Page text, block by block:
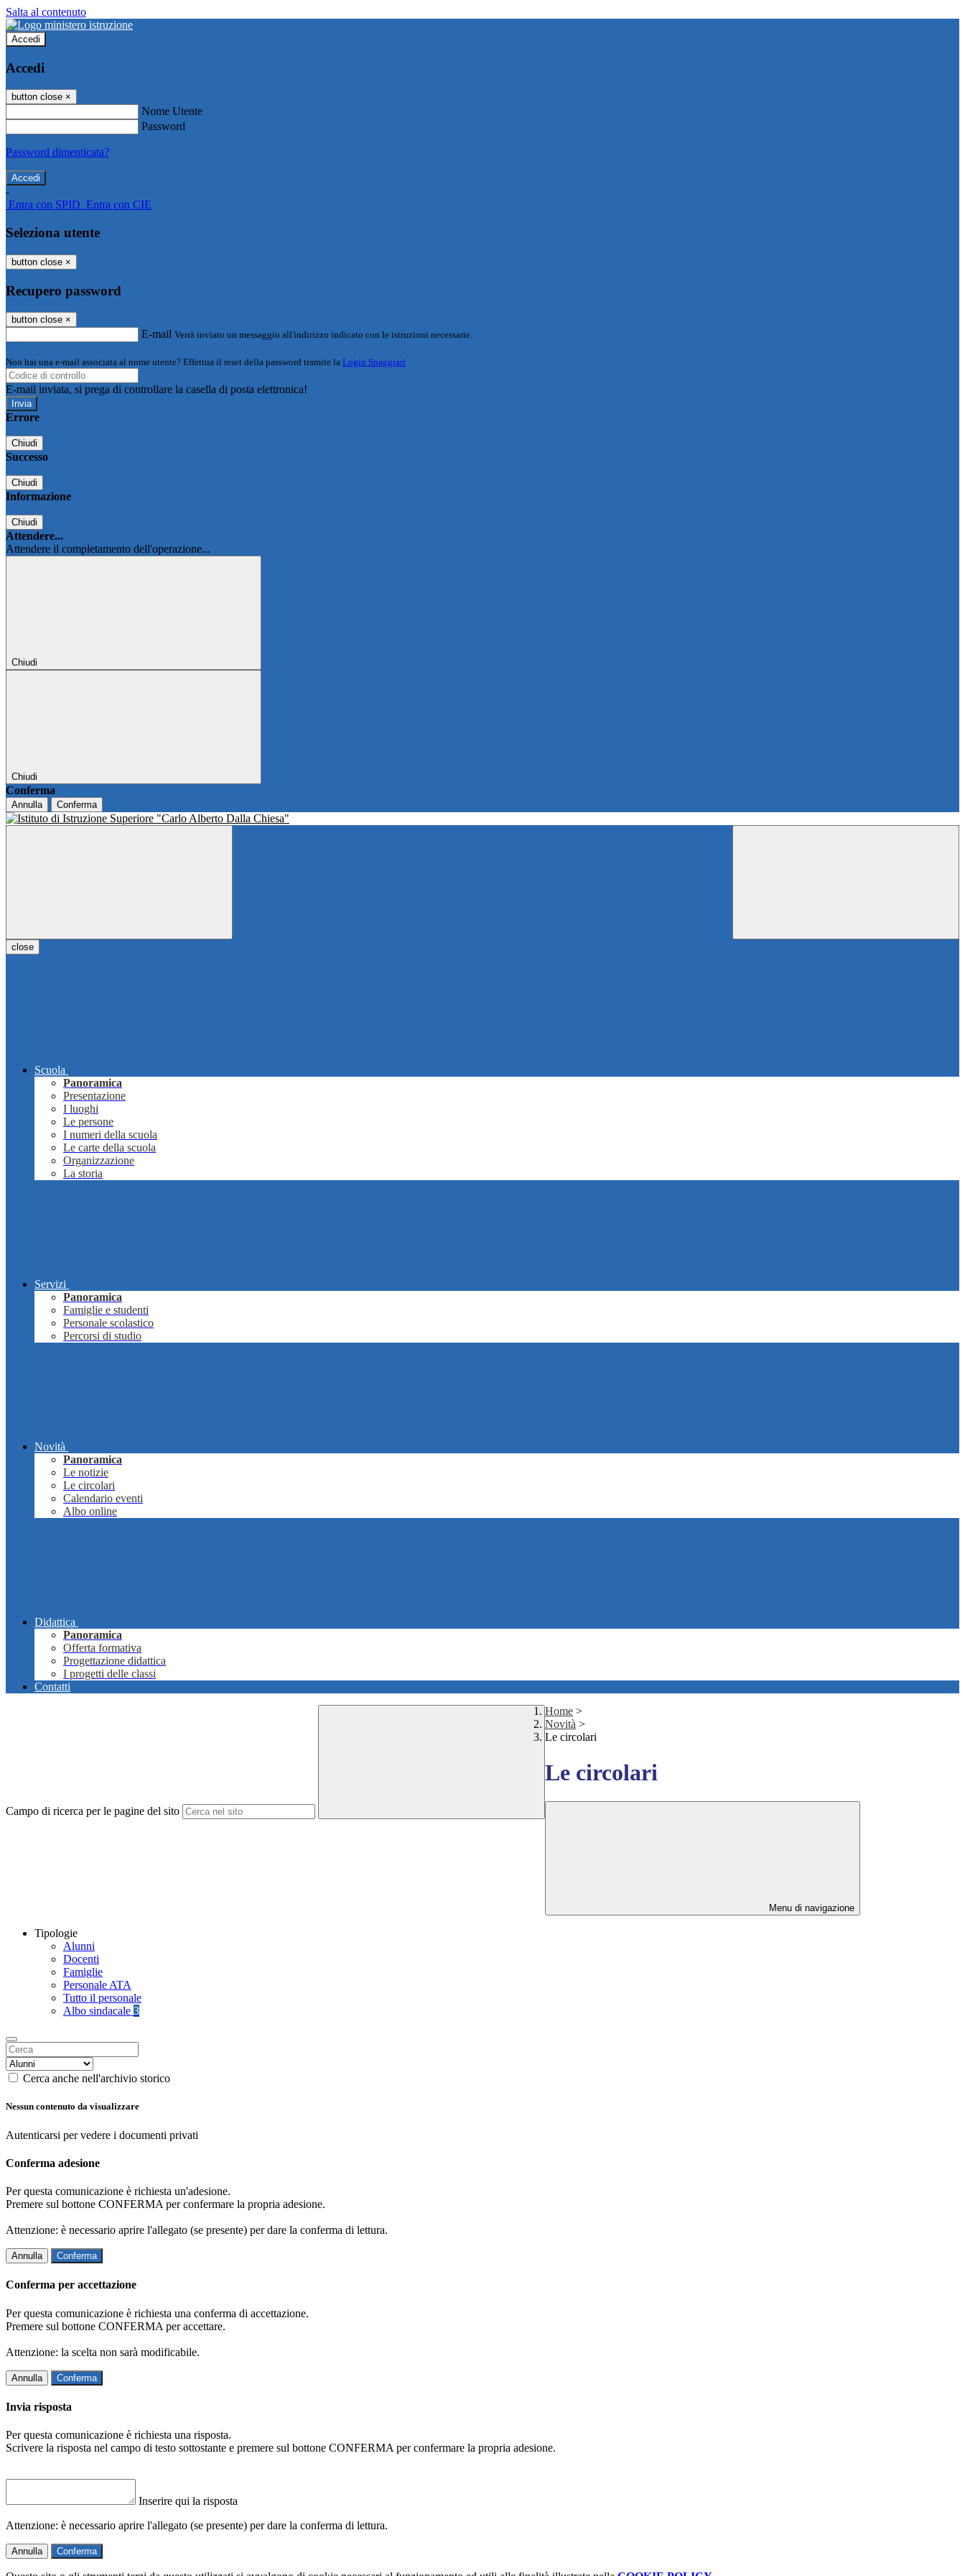
Salta al contenuto
Accedi
Accedi
button close ×
Nome Utente
Password
Password dimenticata?
-
Entra con SPID Entra con CIE
Seleziona utente
button close ×
Recupero password
button close ×
E-mail Verrà inviato un messaggio all'indirizzo indicato con le istruzioni necessarie.
Non hai una e-mail associata al nome utente? Effettua il reset della password tramite la Login Spaggiari
E-mail inviata, si prega di controllare la casella di posta elettronica!
Errore
Chiudi
Successo
Chiudi
Informazione
Chiudi
Attendere...
Attendere il completamento dell'operazione...
Chiudi
Chiudi
Conferma
Annulla Conferma
close
Scuola
Panoramica
Presentazione
I luoghi
Le persone
I numeri della scuola
Le carte della scuola
Organizzazione
La storia
Servizi
Panoramica
Famiglie e studenti
Personale scolastico
Percorsi di studio
Novità
Panoramica
Le notizie
Le circolari
Calendario eventi
Albo online
Didattica
Panoramica
Offerta formativa
Progettazione didattica
I progetti delle classi
Contatti
Campo di ricerca per le pagine del sito
Home >
Novità >
Le circolari
Le circolari
Menu di navigazione
Tipologie
Alunni
Docenti
Famiglie
Personale ATA
Tutto il personale
Albo sindacale 3
Cerca anche nell'archivio storico
Nessun contenuto da visualizzare
Autenticarsi per vedere i documenti privati
Conferma adesione
Per questa comunicazione è richiesta un'adesione.
Premere sul bottone CONFERMA per confermare la propria adesione.
Attenzione: è necessario aprire l'allegato (se presente) per dare la conferma di lettura.
Annulla Conferma
Conferma per accettazione
Per questa comunicazione è richiesta una conferma di accettazione.
Premere sul bottone CONFERMA per accettare.
Attenzione: la scelta non sarà modificabile.
Annulla Conferma
Invia risposta
Per questa comunicazione è richiesta una risposta.
Scrivere la risposta nel campo di testo sottostante e premere sul bottone CONFERMA per confermare la propria adesione.
Inserire qui la risposta
Attenzione: è necessario aprire l'allegato (se presente) per dare la conferma di lettura.
Annulla Conferma